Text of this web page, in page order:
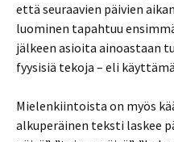
että seuraavien päivien
luominen tapahtuu
jälkeen asioita ainoastaan
fyysisiä tekoja – eli
Mielenkiintoista on myös
alkuperäinen teksti laskee